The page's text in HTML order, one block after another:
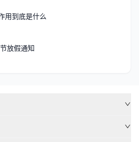
用到底是什么
放假通知